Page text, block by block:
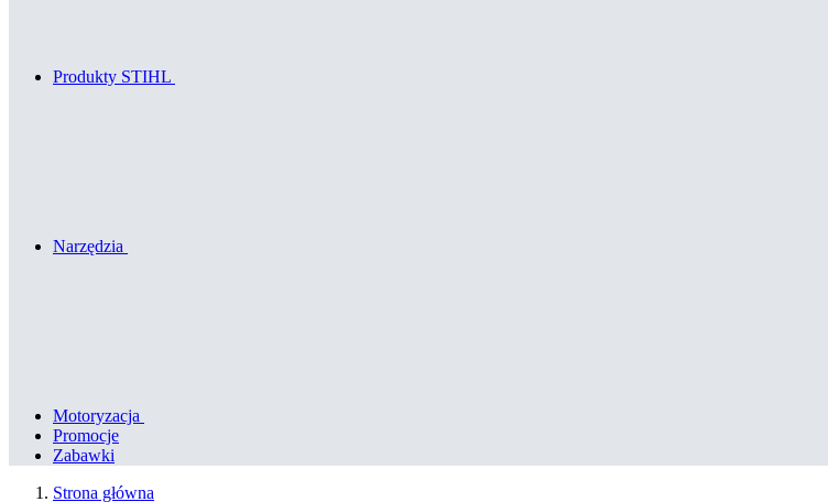
Produkty STIHL
Narzędzia
Motoryzacja
Promocje
Zabawki
Strona główna